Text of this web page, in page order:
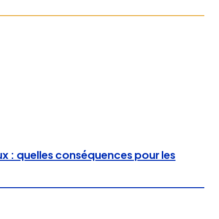
: quelles conséquences pour les